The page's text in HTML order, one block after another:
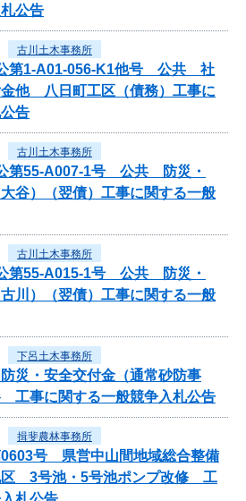
公告
古川土木事務所
公第1-A01-056-K1他号 公共 社
他 八日町工区（債務）工事に
告
古川土木事務所
公第55-A007-1号 公共 防災・
谷）（翌債）工事に関する一般
古川土木事務所
公第55-A015-1号 公共 防災・
川）（翌債）工事に関する一般
下呂土木事務所
災・安全交付金（通常砂防事
工事に関する一般競争入札公告
揖斐農林事務所
0603号 県営中山間地域総合整備
3号池・5号池ポンプ改修 工